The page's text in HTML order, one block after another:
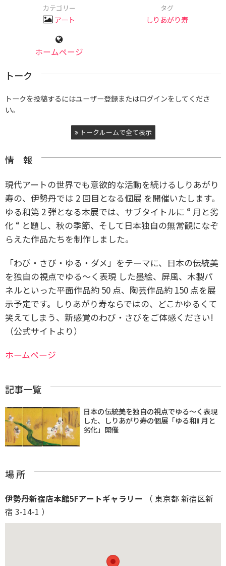
カテゴリー
アート
タグ
しりあがり寿
ホームページ
トーク
トークを投稿するにはユーザー登録またはログインをしてくださ
い。
トークルームで全て表示
情 報
現代アートの世界でも意欲的な活動を続けるしりあがり
寿の、伊勢丹では 2 回目となる個展 を開催いたします。
ゆる和第 2 弾となる本展では、サブタイトルに “ 月と劣
化 “ と題し、秋の季節、そして日本独自の無常観になぞ
らえた作品たちを制作しました。
「わび・さび・ゆる・ダメ」をテーマに、日本の伝統美
を独自の視点でゆる〜く表現 した墨絵、屏風、木製パ
ネルといった平面作品約 50 点、陶芸作品約 150 点を展
示予定です。 しりあがり寿ならではの、どこかゆるくて
笑えてしまう、新感覚のわび・さびをご体感ください!
（公式サイトより）
ホームページ
記事一覧
日本の伝統美を独自の視点でゆる〜く表現
した、しりあがり寿の個展「ゆる和Ⅱ 月と
劣化」開催
場 所
伊勢丹新宿店本館5Fアートギャラリー （ 東京都 新宿区新
宿 3-14-1 ）